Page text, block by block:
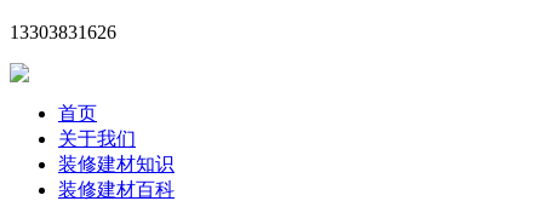
13303831626
首页
关于我们
装修建材知识
装修建材百科